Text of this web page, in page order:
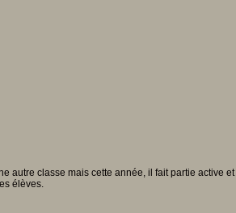
autre classe mais cette année, il fait partie active
élèves.